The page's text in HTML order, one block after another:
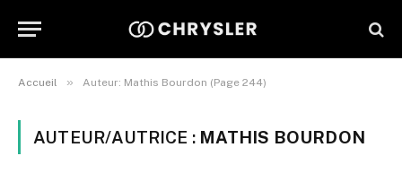
Accueil » Auteur: Mathis Bourdon (Page 244)
AUTEUR/AUTRICE : MATHIS BOURDON